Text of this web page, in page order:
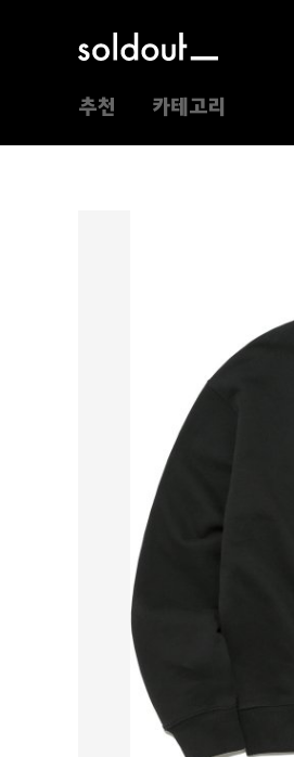
추천 카테고리